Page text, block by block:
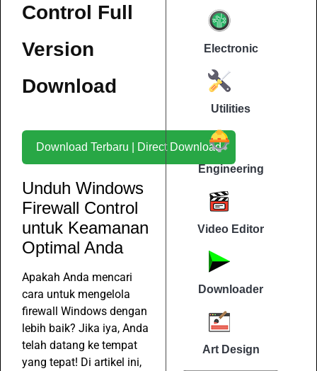
Control Full
Version
Download
Download Terbaru | Direct Download
Unduh Windows
Firewall Control
untuk Keamanan
Optimal Anda
Apakah Anda mencari
cara untuk mengelola
firewall Windows dengan
lebih baik? Jika iya, Anda
telah datang ke tempat
yang tepat! Di artikel ini,
Electronic
Utilities
Engineering
Video Editor
Downloader
Art Design